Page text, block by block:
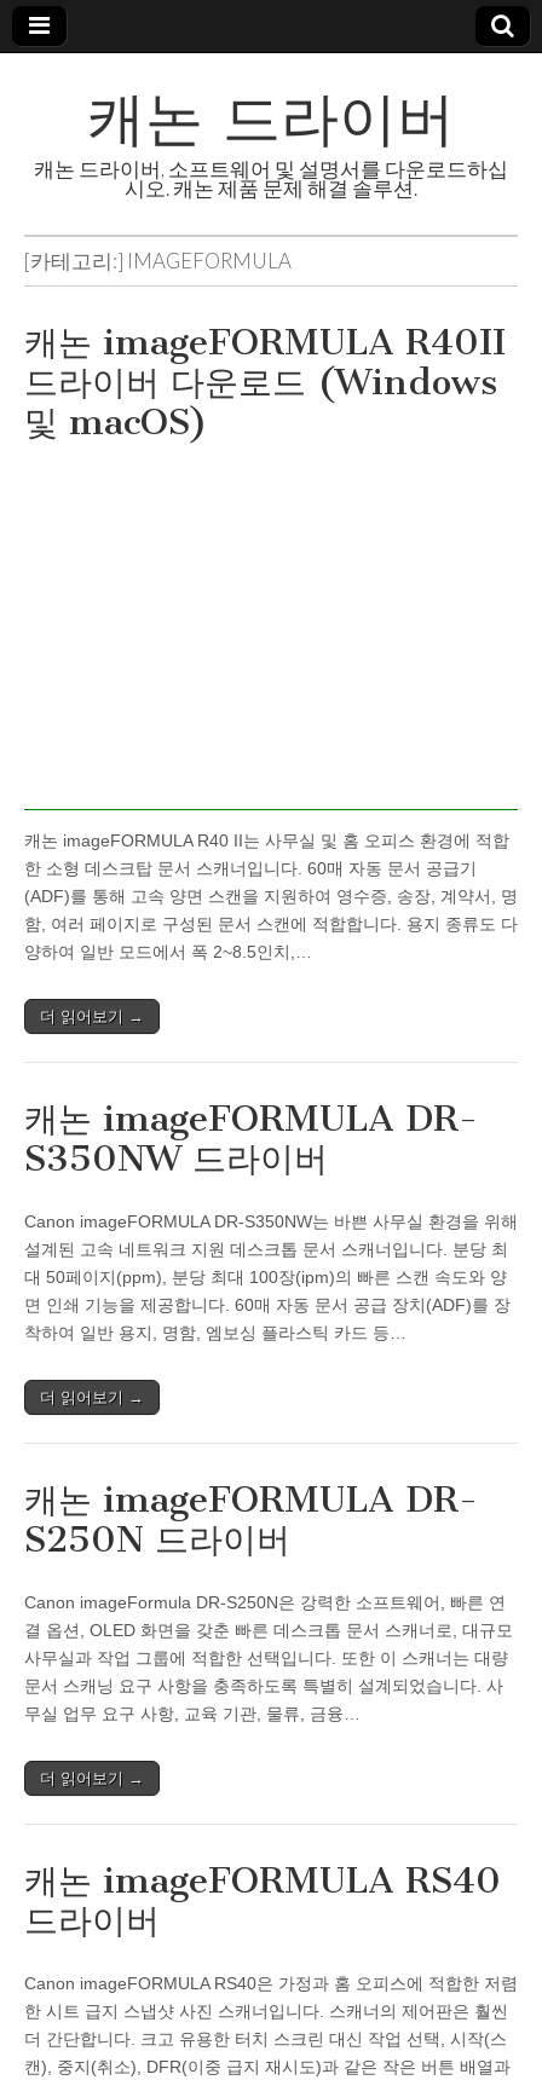
캐논 드라이버
캐논 드라이버, 소프트웨어 및 설명서를 다운로드하십
시오. 캐논 제품 문제 해결 솔루션.
[카테고리:] IMAGEFORMULA
캐논 imageFORMULA R40II
드라이버 다운로드 (Windows
및 macOS)
캐논 imageFORMULA R40 II는 사무실 및 홈 오피스 환경에 적합
한 소형 데스크탑 문서 스캐너입니다. 60매 자동 문서 공급기
(ADF)를 통해 고속 양면 스캔을 지원하여 영수증, 송장, 계약서, 명
함, 여러 페이지로 구성된 문서 스캔에 적합합니다. 용지 종류도 다
양하여 일반 모드에서 폭 2~8.5인치,…
더 읽어보기 →
캐논 imageFORMULA DR-
S350NW 드라이버
Canon imageFORMULA DR-S350NW는 바쁜 사무실 환경을 위해
설계된 고속 네트워크 지원 데스크톱 문서 스캐너입니다. 분당 최
대 50페이지(ppm), 분당 최대 100장(ipm)의 빠른 스캔 속도와 양
면 인쇄 기능을 제공합니다. 60매 자동 문서 공급 장치(ADF)를 장
착하여 일반 용지, 명함, 엠보싱 플라스틱 카드 등…
더 읽어보기 →
캐논 imageFORMULA DR-
S250N 드라이버
Canon imageFormula DR-S250N은 강력한 소프트웨어, 빠른 연
결 옵션, OLED 화면을 갖춘 빠른 ​​데스크톱 문서 스캐너로, 대규모
사무실과 작업 그룹에 적합한 선택입니다. 또한 이 스캐너는 대량
문서 스캐닝 요구 사항을 충족하도록 특별히 설계되었습니다. 사
무실 업무 요구 사항, 교육 기관, 물류, 금융…
더 읽어보기 →
캐논 imageFORMULA RS40
드라이버
Canon imageFORMULA RS40은 가정과 홈 오피스에 적합한 저렴
한 시트 급지 스냅샷 사진 스캐너입니다. 스캐너의 제어판은 훨씬
더 간단합니다. 크고 유용한 터치 스크린 대신 작업 선택, 시작(스
캔), 중지(취소), DFR(이중 급지 재시도)과 같은 작은 버튼 배열과